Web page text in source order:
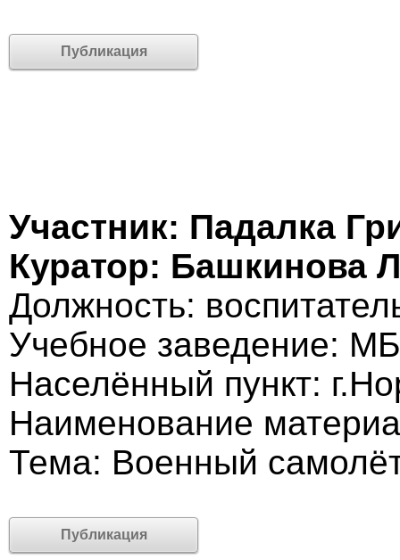
Публикация
Участник: Падалка
Куратор: Башкинова
Должность:
Учебное заведение:
Населённый пункт:
Наименование
Тема: Военный
Публикация